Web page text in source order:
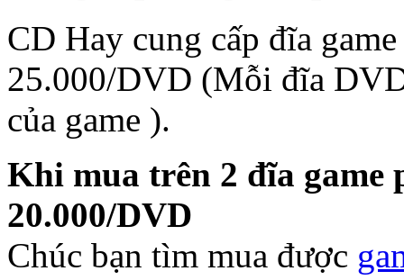
CD Hay cung cấp đĩa
25.000/DVD (Mỗi đĩa
của game ).
Khi mua trên 2 đĩa game
20.000/DVD
Chúc bạn tìm mua được